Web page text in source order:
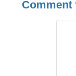
Comment